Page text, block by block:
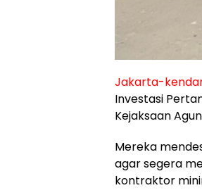
Jakarta-
Investasi
Kejaksaan
Mereka
agar segera
kontraktor